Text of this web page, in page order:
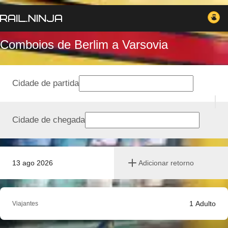
Comboios de Berlim a Varsovia
13 ago 2026 Adicionar retorno
Cidade de partida
Cidade de chegada
Viajantes 1 Adulto